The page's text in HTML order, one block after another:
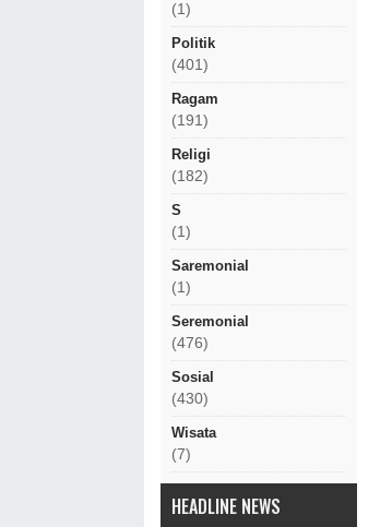
(1)
Politik
(401)
Ragam
(191)
Religi
(182)
S
(1)
Saremonial
(1)
Seremonial
(476)
Sosial
(430)
Wisata
(7)
HEADLINE NEWS